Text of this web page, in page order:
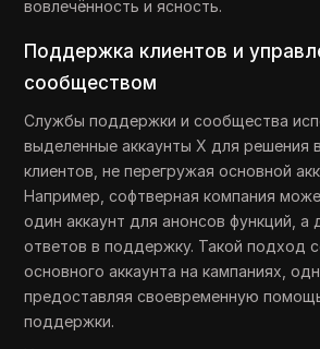
вовлечённость и ясность.
Поддержка клиентов и
сообществом
Службы поддержки и сообщества
выделенные аккаунты X для решения
клиентов, не перегружая основной
Например, софтверная компания
один аккаунт для анонсов функций, а
ответов в поддержку. Такой подход
основного аккаунта на кампаниях,
предоставляя своевременную
поддержки.